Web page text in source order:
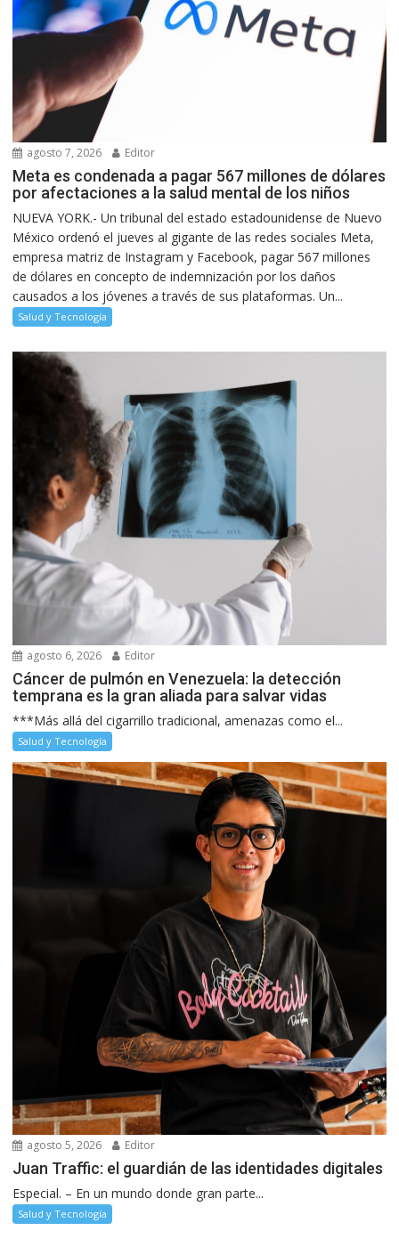
agosto 7, 2026 Editor
Meta es condenada a pagar 567 millones de dólares
por afectaciones a la salud mental de los niños
NUEVA YORK.- Un tribunal del estado estadounidense de Nuevo
México ordenó el jueves al gigante de las redes sociales Meta,
empresa matriz de Instagram y Facebook, pagar 567 millones
de dólares en concepto de indemnización por los daños
causados a los jóvenes a través de sus plataformas. Un...
Salud y Tecnología
agosto 6, 2026 Editor
Cáncer de pulmón en Venezuela: la detección
temprana es la gran aliada para salvar vidas
***Más allá del cigarrillo tradicional, amenazas como el...
Salud y Tecnología
agosto 5, 2026 Editor
Juan Traffic: el guardián de las identidades digitales
Especial. – En un mundo donde gran parte...
Salud y Tecnología